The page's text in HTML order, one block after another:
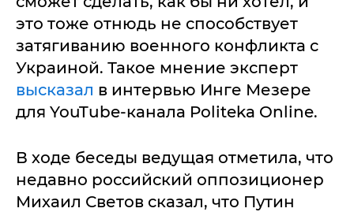
это тоже отнюдь не способствует
затягиванию военного конфликта с
Украиной. Такое мнение эксперт
высказал в интервью Инге Мезере
для YouTube-канала Politeka Online.
В ходе беседы ведущая отметила, что
недавно российский оппозиционер
Михаил Светов сказал, что Путин